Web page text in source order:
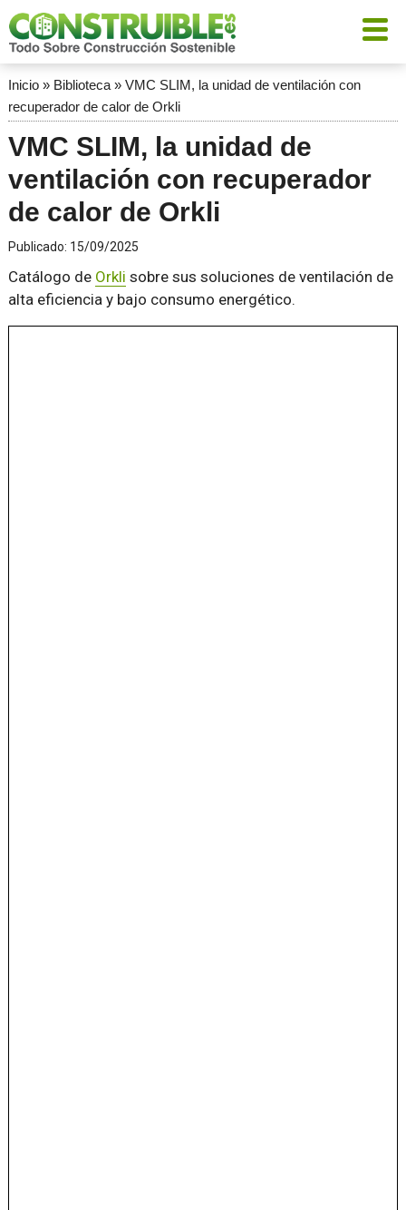
Inicio» Biblioteca» VMC SLIM, la unidad de ventilación con
recuperador de calor de Orkli
VMC SLIM, la unidad de
ventilación con recuperador
de calor de Orkli
Publicado: 15/09/2025
Catálogo de Orkli sobre sus soluciones de ventilación de
alta eficiencia y bajo consumo energético.